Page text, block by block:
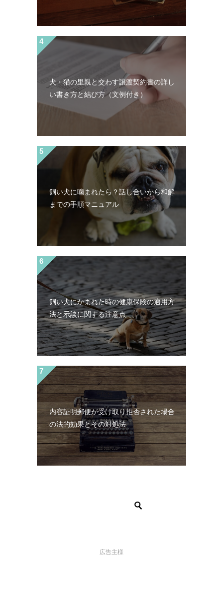
犬・猫の里親と交わす譲渡契約書の詳し
い書き方と結び方（文例付き）
飼い犬に噛まれたら？話し合いから和解
までの手順マニュアル
飼い犬にかまれた時の健康保険の適用方
法と示談に関する注意点
内容証明郵便が受け取り拒否された場合
の法的効果とその対処法
広告主様